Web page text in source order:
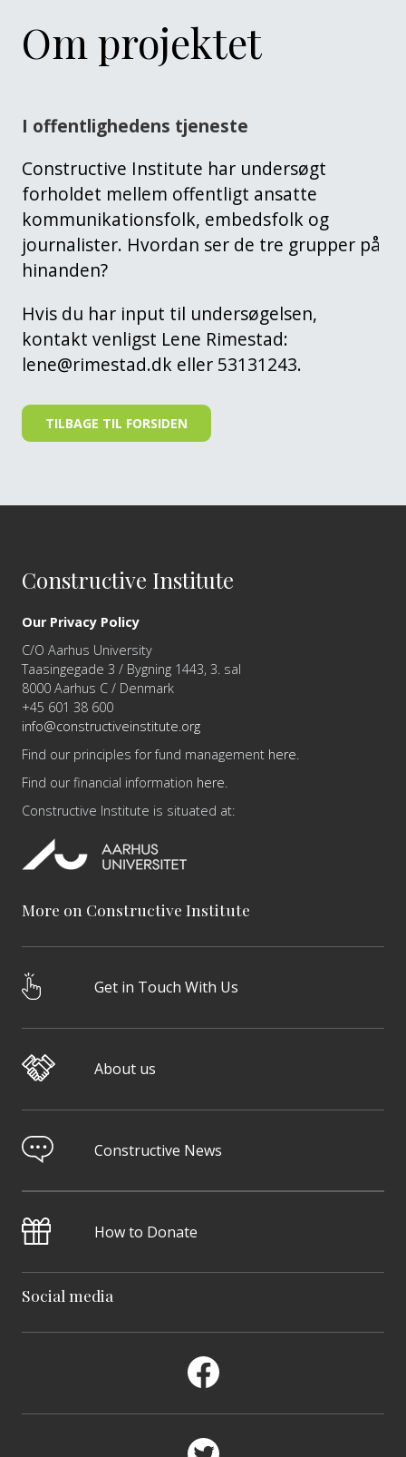
Om projektet
I offentlighedens tjeneste
Constructive Institute har undersøgt
forholdet mellem offentligt ansatte
kommunikationsfolk, embedsfolk og
journalister. Hvordan ser de tre grupper på
hinanden?
Hvis du har input til undersøgelsen,
kontakt venligst Lene Rimestad:
lene@rimestad.dk eller 53131243.
TILBAGE TIL FORSIDEN
Constructive Institute
Our Privacy Policy
C/O Aarhus University
Taasingegade 3 / Bygning 1443, 3. sal
8000 Aarhus C / Denmark
+45 601 38 600
info@constructiveinstitute.org
Find our principles for fund management here
Find our financial information here
Constructive Institute is situated at:
More on Constructive Institute
Get in Touch With Us
About us
Constructive News
How to Donate
Social media